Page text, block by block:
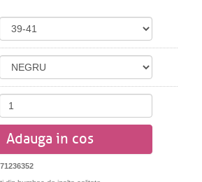
Adauga in cos